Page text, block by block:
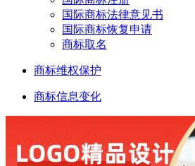
国际商标法律意见书
国际商标恢复申请
商标取名
商标维权保护
商标信息变化